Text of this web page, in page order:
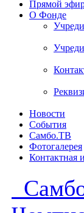
Прямой
О Фонде
Новости
События
Самбо.ТВ
Фотогалерея
Контактная